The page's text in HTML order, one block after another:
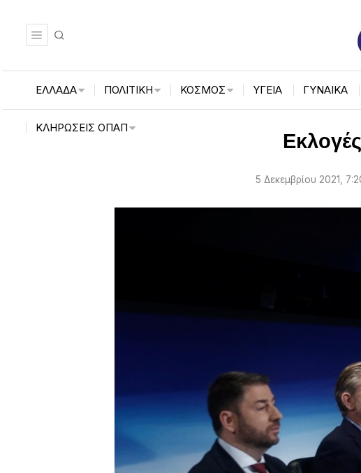
ΕΛΛΑΔΑ ΠΟΛΙΤΙΚΗ ΚΟΣΜΟΣ ΥΓΕΙΑ ΓΥΝΑΙΚΑ
ΚΛΗΡΏΣΕΙΣ ΟΠΑΠ
5 Δεκεμβρίου 2021,